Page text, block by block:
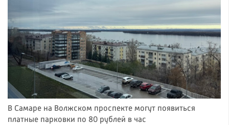
В Самаре на Волжском проспекте могут появиться
платные парковки по 80 рублей в час